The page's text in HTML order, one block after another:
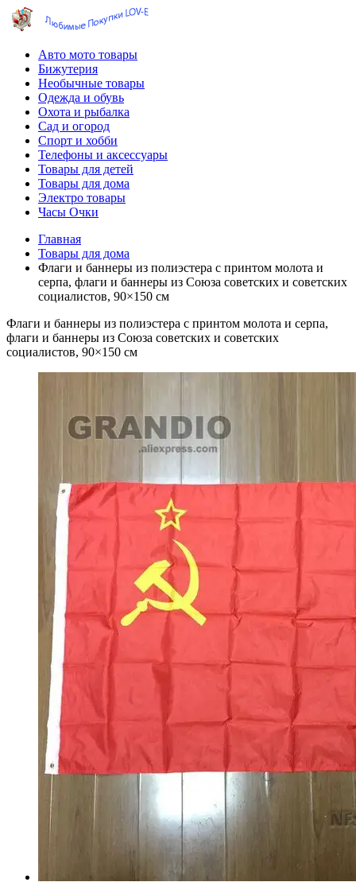
Авто мото товары
Бижутерия
Необычные товары
Одежда и обувь
Охота и рыбалка
Сад и огород
Спорт и хобби
Телефоны и аксессуары
Товары для детей
Товары для дома
Электро товары
Часы Очки
Главная
Товары для дома
Флаги и баннеры из полиэстера с принтом молота и
серпа, флаги и баннеры из Союза советских и советских
социалистов, 90×150 см
Флаги и баннеры из полиэстера с принтом молота и серпа,
флаги и баннеры из Союза советских и советских
социалистов, 90×150 см